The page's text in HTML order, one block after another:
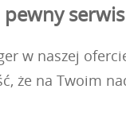
serwis
w naszej
że na Twoim